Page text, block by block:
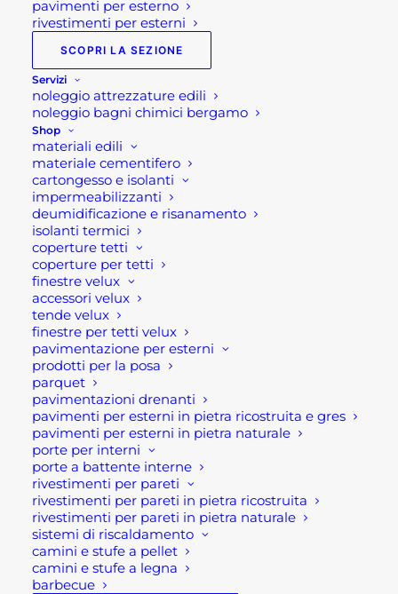
pavimenti per esterno
rivestimenti per esterni
SCOPRI LA SEZIONE
Servizi
noleggio attrezzature edili
noleggio bagni chimici bergamo
Shop
materiali edili
materiale cementifero
cartongesso e isolanti
impermeabilizzanti
deumidificazione e risanamento
isolanti termici
coperture tetti
coperture per tetti
finestre velux
accessori velux
tende velux
finestre per tetti velux
pavimentazione per esterni
prodotti per la posa
parquet
pavimentazioni drenanti
pavimenti per esterni in pietra ricostruita e gres
pavimenti per esterni in pietra naturale
porte per interni
porte a battente interne
rivestimenti per pareti
rivestimenti per pareti in pietra ricostruita
rivestimenti per pareti in pietra naturale
sistemi di riscaldamento
camini e stufe a pellet
camini e stufe a legna
barbecue
1.600,00 €.
2P
Struttura in alluminio verniciato grigio chiaro con
rivestimento in corda in pvc con cuscini. Tavolino
con piano effetto pietra.
Caratteristiche tecniche:
Dimensioni: Poltrona: cm 81x80x75 Tavolino: cm
120x60x42 Divano: cm 147x80x75
Colore : grigio chiaro
Stile : moderno
Materiale : alluminio e corda
Piano tavolino effetto pietra
Se per qualsiasi ragione non riuscissi a
completare l’ordine o avessi dei dubbi prima di
effettuare il pagamento contattaci dalle 09 alle 12
e dalle 14 alle 17, ti offriremo tutto il supporto
necessario per aiutarti nella procedura di
acquisto! Oppure scrivi una mail a
shop@rotacommerciale.it
3 disponibili